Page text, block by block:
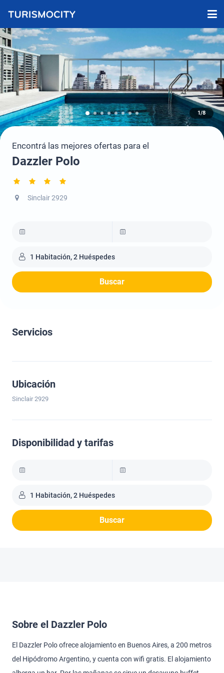
1/8
Encontrá las mejores ofertas para el
Dazzler Polo
Sinclair 2929
1 Habitación, 2 Huéspedes
Buscar
Servicios
Ubicación
Sinclair 2929
Disponibilidad y tarifas
1 Habitación, 2 Huéspedes
Buscar
Sobre el Dazzler Polo
El Dazzler Polo ofrece alojamiento en Buenos Aires, a 200 metros
del Hipódromo Argentino, y cuenta con wifi gratis. El alojamiento